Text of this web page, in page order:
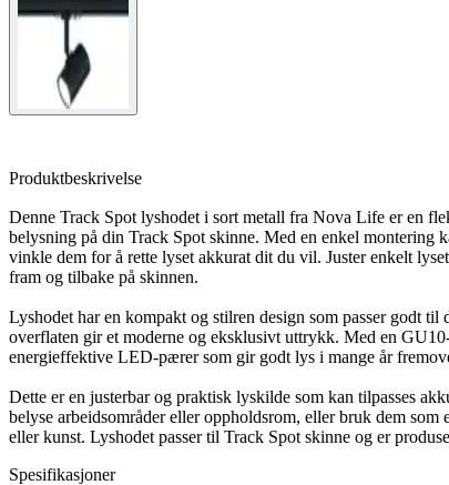
Produktbeskrivelse
Denne Track Spot lyshodet i sort metall fra Nova Life er en
belysning på din Track Spot skinne. Med en enkel montering
vinkle dem for å rette lyset akkurat dit du vil. Juster enkelt
fram og tilbake på skinnen.
Lyshodet har en kompakt og stilren design som passer godt til
overflaten gir et moderne og eksklusivt uttrykk. Med en
energieffektive LED-pærer som gir godt lys i mange år
Dette er en justerbar og praktisk lyskilde som kan tilpasses
belyse arbeidsområder eller oppholdsrom, eller bruk dem
eller kunst. Lyshodet passer til Track Spot skinne og er
Spesifikasjoner